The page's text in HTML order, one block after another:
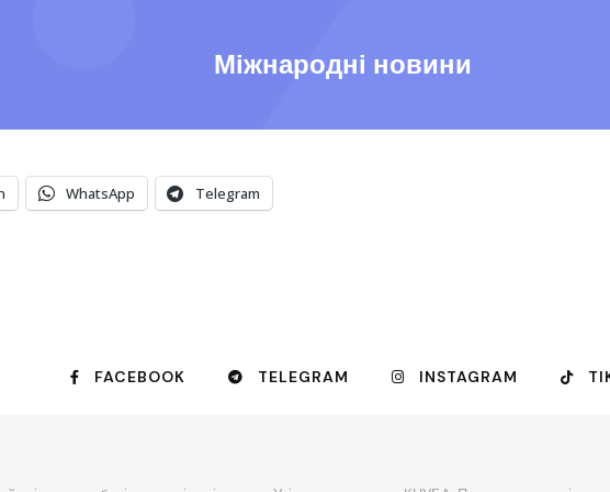
Міжнародні новини
WhatsApp Telegram
FACEBOOK TELEGRAM INSTAGRAM